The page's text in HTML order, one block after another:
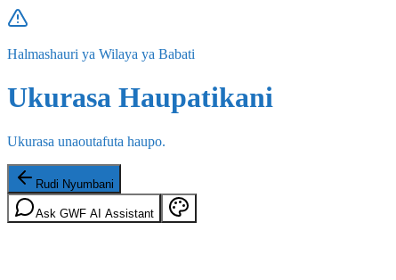
Halmashauri ya Wilaya ya Babati
Ukurasa Haupatikani
Ukurasa unaoutafuta haupo.
Rudi Nyumbani
Ask GWF AI Assistant